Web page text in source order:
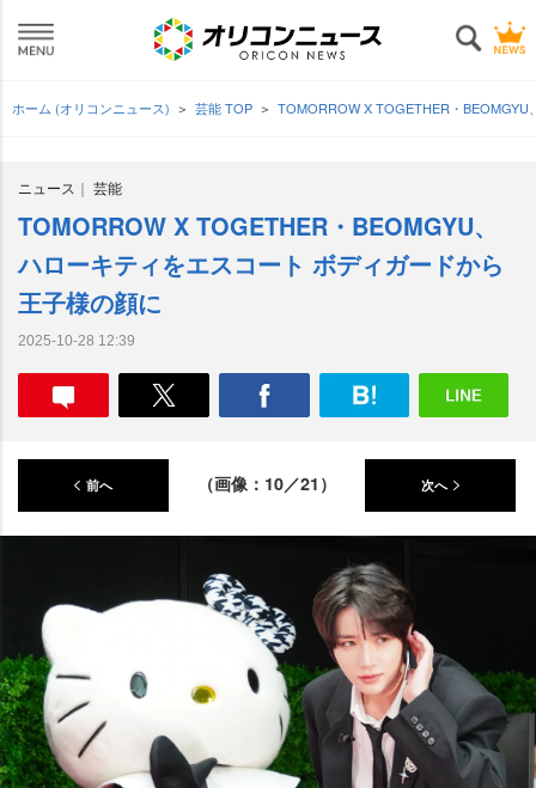
ホーム (オリコンニュース) 芸能 TOP TOMORROW X TOGETHER・
ニュース 芸能
TOMORROW X TOGETHER・BEOMGYU、
ハローキティをエスコート ボディガードから
王子様の顔に
2025-10-28 12:39
前へ （画像：10／21） 次へ